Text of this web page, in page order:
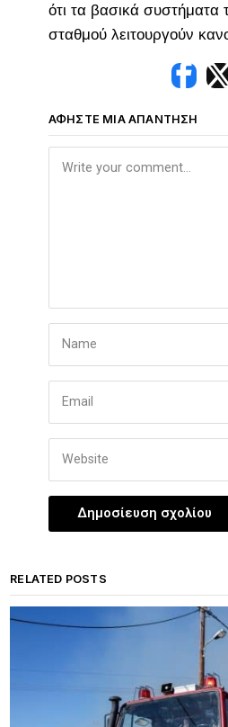
ότι τα βασικά συστήματα
σταθμού λειτουργούν
ΑΦΉΣΤΕ ΜΙΑ ΑΠΆΝΤΗΣΗ
RELATED POSTS